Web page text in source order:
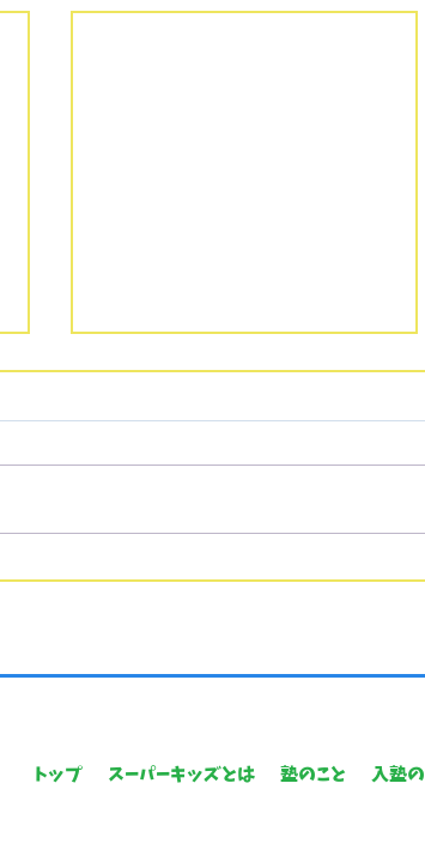
◉年長クラス クローズのお
ス、満席となっております。 長
倍です。 受験準備期間をご考慮
トップ スーパーキッズとは 塾のこと 入塾の